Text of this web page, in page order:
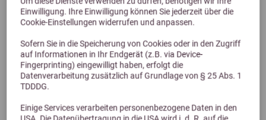
Einwilligung. Ihre Einwilligung können Sie jederzeit über die
Cookie-Einstellungen widerrufen und anpassen.
Sofern Sie in die Speicherung von Cookies oder in den Zugriff
auf Informationen in Ihr Endgerät (z.B. via Device-
Fingerprinting) eingewilligt haben, erfolgt die
Datenverarbeitung zusätzlich auf Grundlage von § 25 Abs. 1
TDDDG.
Einige Services verarbeiten personenbezogene Daten in den
Alternative Produkte